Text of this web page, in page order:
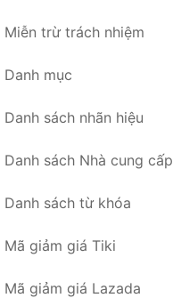
Miễn trừ trách nhiệm
Danh mục
Danh sách nhãn hiệu
Danh sách Nhà cung cấp
Danh sách từ khóa
Mã giảm giá Tiki
Mã giảm giá Lazada